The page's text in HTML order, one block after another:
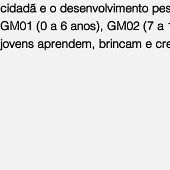
cidadã e o desenvolvimento
GM01 (0 a 6 anos), GM02 (7 a
jovens aprendem, brincam e